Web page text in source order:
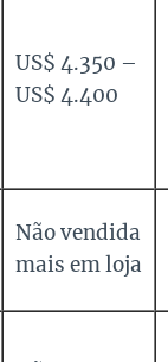
US$ 4.350 –
US$ 4.400
Não vendida
mais em loja